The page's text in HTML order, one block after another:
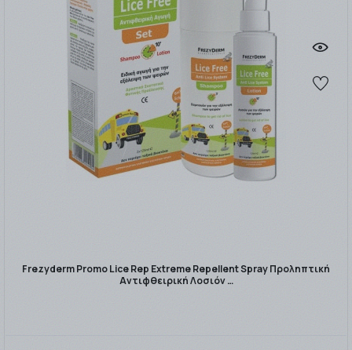
Frezyderm Promo Lice Rep Extreme Repellent Spray Προληπτική
Αντιφθειρική Λοσιόν …